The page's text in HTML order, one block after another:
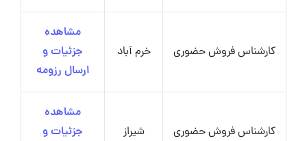
کارشناس فروش حضوری خرم آباد
مشاهده
جزئیات و
ارسال رزومه
کارشناس فروش حضوری شیراز
مشاهده
جزئیات و